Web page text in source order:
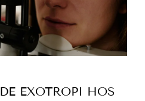
EXOTROPI HOS